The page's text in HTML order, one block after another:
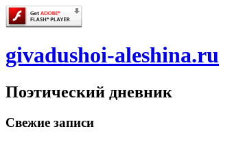
givadushoi-aleshina.ru
Поэтический дневник
Свежие записи